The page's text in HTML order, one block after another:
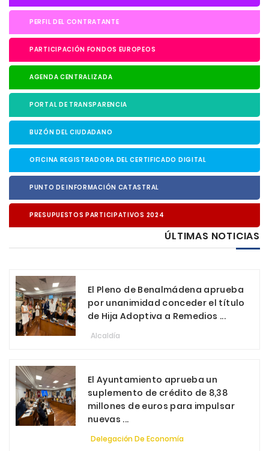
PERFIL DEL CONTRATANTE
PARTICIPACIÓN FONDOS EUROPEOS
AGENDA CENTRALIZADA
PORTAL DE TRANSPARENCIA
BUZÓN DEL CIUDADANO
OFICINA REGISTRADORA DEL CERTIFICADO DIGITAL
PUNTO DE INFORMACIÓN CATASTRAL
PRESUPUESTOS PARTICIPATIVOS 2024
ÚLTIMAS NOTICIAS
El Pleno de Benalmádena aprueba
por unanimidad conceder el título
de Hija Adoptiva a Remedios ...
Alcaldía
El Ayuntamiento aprueba un
suplemento de crédito de 8,38
millones de euros para impulsar
nuevas ...
Delegación De Economía